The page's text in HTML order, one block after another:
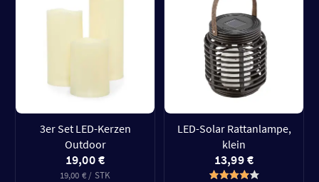
3er Set LED-Kerzen
Outdoor
19,00 €
19,00 € / STK
LED-Solar Rattanlampe,
klein
13,99 €